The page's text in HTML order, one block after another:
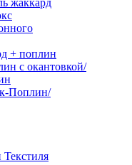
жаккард
+ поплин
с окантовкой/
Поплин/